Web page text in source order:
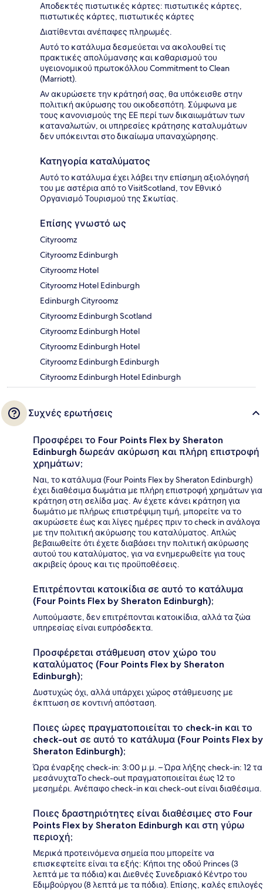
Αποδεκτές πιστωτικές κάρτες: πιστωτικές κάρτες,
πιστωτικές κάρτες, πιστωτικές κάρτες
Διατίθενται ανέπαφες πληρωμές.
Αυτό το κατάλυμα δεσμεύεται να ακολουθεί τις
πρακτικές απολύμανσης και καθαρισμού του
υγειονομικού πρωτοκόλλου Commitment to Clean
(Marriott).
Αν ακυρώσετε την κράτησή σας, θα υπόκεισθε στην
πολιτική ακύρωσης του οικοδεσπότη. Σύμφωνα με
τους κανονισμούς της ΕΕ περί των δικαιωμάτων των
καταναλωτών, οι υπηρεσίες κράτησης καταλυμάτων
δεν υπόκεινται στο δικαίωμα υπαναχώρησης.
Κατηγορία καταλύματος
Αυτό το κατάλυμα έχει λάβει την επίσημη αξιολόγησή
του με αστέρια από το VisitScotland, τον Εθνικό
Οργανισμό Τουρισμού της Σκωτίας.
Επίσης γνωστό ως
Cityroomz
Cityroomz Edinburgh
Cityroomz Hotel
Cityroomz Hotel Edinburgh
Edinburgh Cityroomz
Cityroomz Edinburgh Scotland
Cityroomz Edinburgh Hotel
Cityroomz Edinburgh Hotel
Cityroomz Edinburgh Edinburgh
Cityroomz Edinburgh Hotel Edinburgh
Συχνές ερωτήσεις
Προσφέρει το Four Points Flex by Sheraton
Edinburgh δωρεάν ακύρωση και πλήρη επιστροφή
χρημάτων;
Ναι, το κατάλυμα (Four Points Flex by Sheraton Edinburgh)
έχει διαθέσιμα δωμάτια με πλήρη επιστροφή χρημάτων για
κράτηση στη σελίδα μας. Αν έχετε κάνει κράτηση για
δωμάτιο με πλήρως επιστρέψιμη τιμή, μπορείτε να το
ακυρώσετε έως και λίγες ημέρες πριν το check in ανάλογα
με την πολιτική ακύρωσης του καταλύματος. Απλώς
βεβαιωθείτε ότι έχετε διαβάσει την πολιτική ακύρωσης
αυτού του καταλύματος, για να ενημερωθείτε για τους
ακριβείς όρους και τις προϋποθέσεις.
Επιτρέπονται κατοικίδια σε αυτό το κατάλυμα
(Four Points Flex by Sheraton Edinburgh);
Λυπούμαστε, δεν επιτρέπονται κατοικίδια, αλλά τα ζώα
υπηρεσίας είναι ευπρόσδεκτα.
Προσφέρεται στάθμευση στον χώρο του
καταλύματος (Four Points Flex by Sheraton
Edinburgh);
Δυστυχώς όχι, αλλά υπάρχει χώρος στάθμευσης με
έκπτωση σε κοντινή απόσταση.
Ποιες ώρες πραγματοποιείται το check-in και το
check-out σε αυτό το κατάλυμα (Four Points Flex by
Sheraton Edinburgh);
Ώρα έναρξης check-in: 3:00 μ.μ. – Ώρα λήξης check-in: 12 τα
μεσάνυχταΤο check-out πραγματοποιείται έως 12 το
μεσημέρι. Ανέπαφο check-in και check-out είναι διαθέσιμα.
Ποιες δραστηριότητες είναι διαθέσιμες στο Four
Points Flex by Sheraton Edinburgh και στη γύρω
περιοχή;
Μερικά προτεινόμενα σημεία που μπορείτε να
επισκεφτείτε είναι τα εξής: Κήποι της οδού Princes (3
λεπτά με τα πόδια) και Διεθνές Συνεδριακό Κέντρο του
Εδιμβούργου (8 λεπτά με τα πόδια). Επίσης, καλές επιλογές